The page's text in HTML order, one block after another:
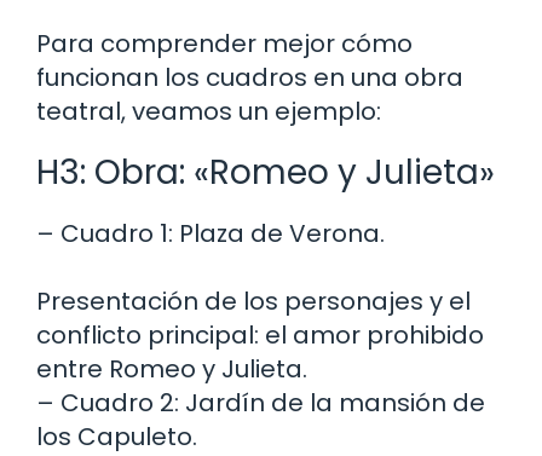
Para comprender mejor cómo
funcionan los cuadros en una obra
teatral, veamos un ejemplo:
H3: Obra: «Romeo y Julieta»
– Cuadro 1: Plaza de Verona.
Presentación de los personajes y el
conflicto principal: el amor prohibido
entre Romeo y Julieta.
– Cuadro 2: Jardín de la mansión de
los Capuleto.